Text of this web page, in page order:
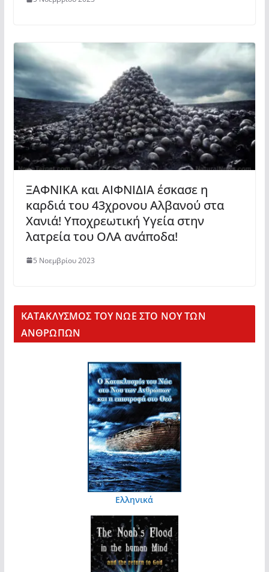
ΞΑΦΝΙΚΑ και ΑΙΦΝΙΔΙΑ έσκασε η
καρδιά του 43χρονου Αλβανού στα
Χανιά! Υποχρεωτική Υγεία στην
λατρεία του ΟΛΑ ανάποδα!
5 Νοεμβρίου 2023
KΑΤΑΚΛΥΣΜΟΣ ΤΟΥ ΝΩΕ ΣΤΟ ΝΟΥ ΤΩΝ
ΑΝΘΡΩΠΩΝ
Ελληνικά